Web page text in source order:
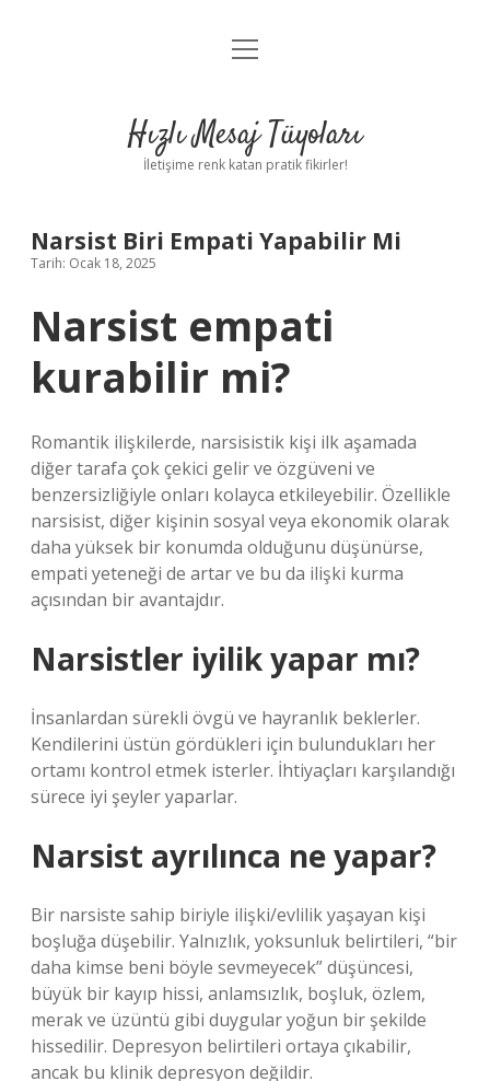
Anasayfa
Yasal Uyarı
menüyü
Hızlı Mesaj Tüyoları
İletişime renk katan pratik fikirler!
Narsist Biri Empati Yapabilir Mi
Tarih: Ocak 18, 2025
Narsist empati
kurabilir mi?
Romantik ilişkilerde, narsisistik kişi ilk aşamada
diğer tarafa çok çekici gelir ve özgüveni ve
benzersizliğiyle onları kolayca etkileyebilir. Özellikle
narsisist, diğer kişinin sosyal veya ekonomik olarak
daha yüksek bir konumda olduğunu düşünürse,
empati yeteneği de artar ve bu da ilişki kurma
açısından bir avantajdır.
Narsistler iyilik yapar mı?
İnsanlardan sürekli övgü ve hayranlık beklerler.
Kendilerini üstün gördükleri için bulundukları her
ortamı kontrol etmek isterler. İhtiyaçları karşılandığı
sürece iyi şeyler yaparlar.
Narsist ayrılınca ne yapar?
Bir narsiste sahip biriyle ilişki/evlilik yaşayan kişi
boşluğa düşebilir. Yalnızlık, yoksunluk belirtileri, “bir
daha kimse beni böyle sevmeyecek” düşüncesi,
büyük bir kayıp hissi, anlamsızlık, boşluk, özlem,
merak ve üzüntü gibi duygular yoğun bir şekilde
hissedilir. Depresyon belirtileri ortaya çıkabilir,
ancak bu klinik depresyon değildir.